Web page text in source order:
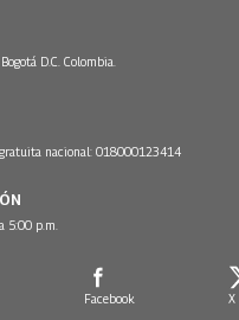
D.C. Colombia.
nacional: 018000123414
5:00 p.m.
Facebook X